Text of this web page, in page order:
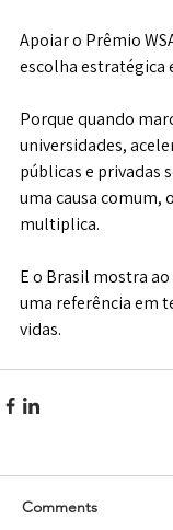
Apoiar o Prêmio
escolha estratégica
Porque quando
universidades,
públicas e privadas
uma causa comum,
multiplica.
E o Brasil mostra
uma referência em
vidas.
Comments